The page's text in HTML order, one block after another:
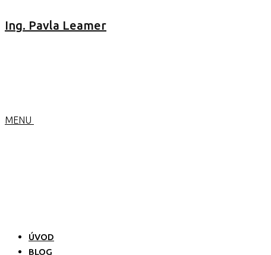
Ing. Pavla Leamer
MENU
ÚVOD
BLOG